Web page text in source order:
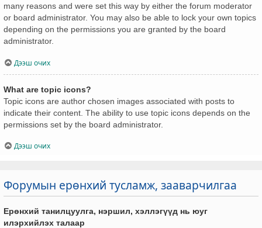
many reasons and were set this way by either the forum moderator
or board administrator. You may also be able to lock your own topics
depending on the permissions you are granted by the board
administrator.
Дээш очих
What are topic icons?
Topic icons are author chosen images associated with posts to
indicate their content. The ability to use topic icons depends on the
permissions set by the board administrator.
Дээш очих
Форумын ерөнхий тусламж, зааварчилгаа
Ерөнхий танилцуулга, нэршил, хэллэгүүд нь юуг
илэрхийлэх талаар